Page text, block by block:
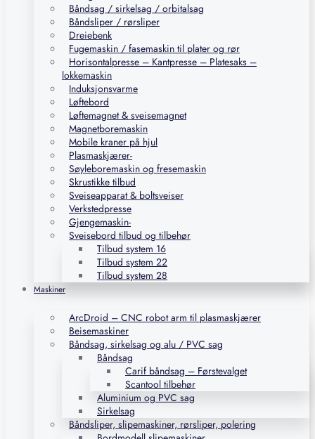
Båndsag / sirkelsag / orbitalsag
Båndsliper / rørsliper
Dreiebenk
Fugemaskin / fasemaskin til plater og rør
Horisontalpresse – Kantpresse – Platesaks –
lokkemaskin
Induksjonsvarme
Løftebord
Løftemagnet & sveisemagnet
Magnetboremaskin
Mobile kraner på hjul
Plasmaskjærer-
Søyleboremaskin og fresemaskin
Skrustikke tilbud
Sveiseapparat & boltsveiser
Verkstedpresse
Gjengemaskin-
Sveisebord tilbud og tilbehør
Tilbud system 16
Tilbud system 22
Tilbud system 28
Maskiner
ArcDroid – CNC robot arm til plasmaskjærer
Beisemaskiner
Båndsag, sirkelsag og alu / PVC sag
Båndsag
Carif båndsag – Førstevalget
Scantool tilbehør
Aluminium og PVC sag
Sirkelsag
Båndsliper, slipemaskiner, rørsliper, polering